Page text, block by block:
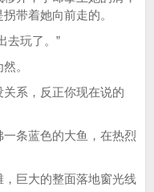
带着她向前走的。
玩了。”
。
，反正你现在说的
条蓝色的大鱼，在热烈
巨大的整面落地窗光线